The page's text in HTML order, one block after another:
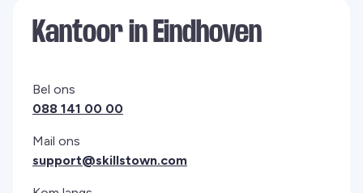
Kantoor in Eindhoven
Bel ons
088 141 00 00
Mail ons
support@skillstown.com